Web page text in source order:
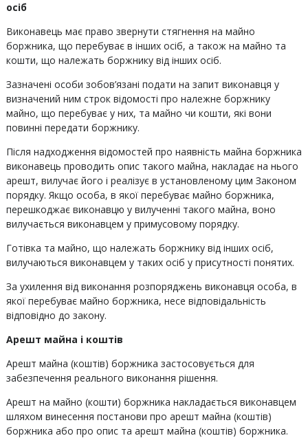
осіб
Виконавець має право звернути стягнення на майно
боржника, що перебуває в інших осіб, а також на майно та
кошти, що належать боржнику від інших осіб.
Зазначені особи зобов’язані подати на запит виконавця у
визначений ним строк відомості про належне боржнику
майно, що перебуває у них, та майно чи кошти, які вони
повинні передати боржнику.
Після надходження відомостей про наявність майна боржника
виконавець проводить опис такого майна, накладає на нього
арешт, вилучає його і реалізує в установленому цим Законом
порядку. Якщо особа, в якої перебуває майно боржника,
перешкоджає виконавцю у вилученні такого майна, воно
вилучається виконавцем у примусовому порядку.
Готівка та майно, що належать боржнику від інших осіб,
вилучаються виконавцем у таких осіб у присутності понятих.
За ухилення від виконання розпоряджень виконавця особа, в
якої перебуває майно боржника, несе відповідальність
відповідно до закону.
Арешт майна і коштів
Арешт майна (коштів) боржника застосовується для
забезпечення реального виконання рішення.
Арешт на майно (кошти) боржника накладається виконавцем
шляхом винесення постанови про арешт майна (коштів)
боржника або про опис та арешт майна (коштів) боржника.